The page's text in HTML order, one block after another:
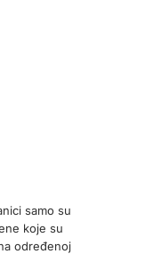
samo su
koje su
određenoj